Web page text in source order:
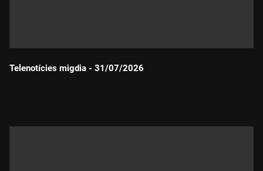
Telenotícies migdia - 31/07/2026